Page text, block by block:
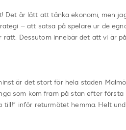
Det är lätt att tänka ekonomi, men
– att satsa på spelare ur de
rätt. Dessutom innebär det att vi är
är det stort för hela staden
som kom fram på stan efter
till!” inför returmötet hemma. Helt